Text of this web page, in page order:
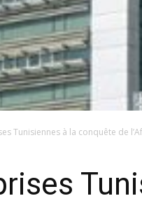
Tunisiennes à la conquête de